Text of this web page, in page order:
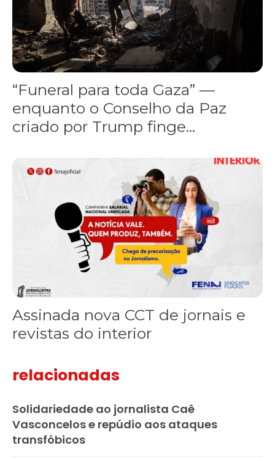
“Funeral para toda Gaza” —
enquanto o Conselho da Paz
criado por Trump finge...
Assinada nova CCT de jornais e revistas do interior
Assinada nova CCT de jornais e
revistas do interior
relacionadas
Solidariedade ao jornalista Caê
Vasconcelos e repúdio aos ataques
transfóbicos